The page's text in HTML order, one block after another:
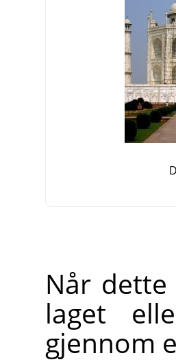
Når
laget
gjennom